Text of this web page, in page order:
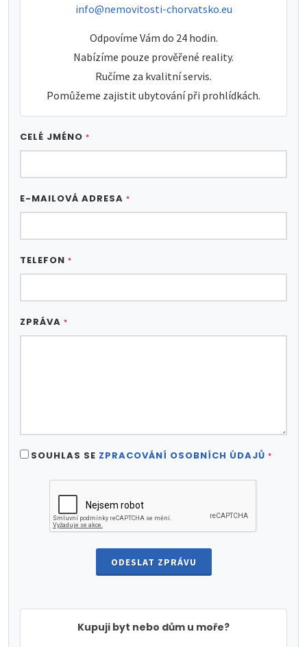
e-mail:
info@nemovitosti-chorvatsko.eu
Odpovíme Vám do 24 hodin.
Nabízíme pouze prověřené reality.
Ručíme za kvalitní servis.
Pomůžeme zajistit ubytování při prohlídkách.
CELÉ JMÉNO *
E-MAILOVÁ ADRESA *
TELEFON *
ZPRÁVA *
SOUHLAS SE ZPRACOVÁNÍ OSOBNÍCH ÚDAJŮ *
ODESLAT ZPRÁVU
Kupuji byt nebo dům u moře?